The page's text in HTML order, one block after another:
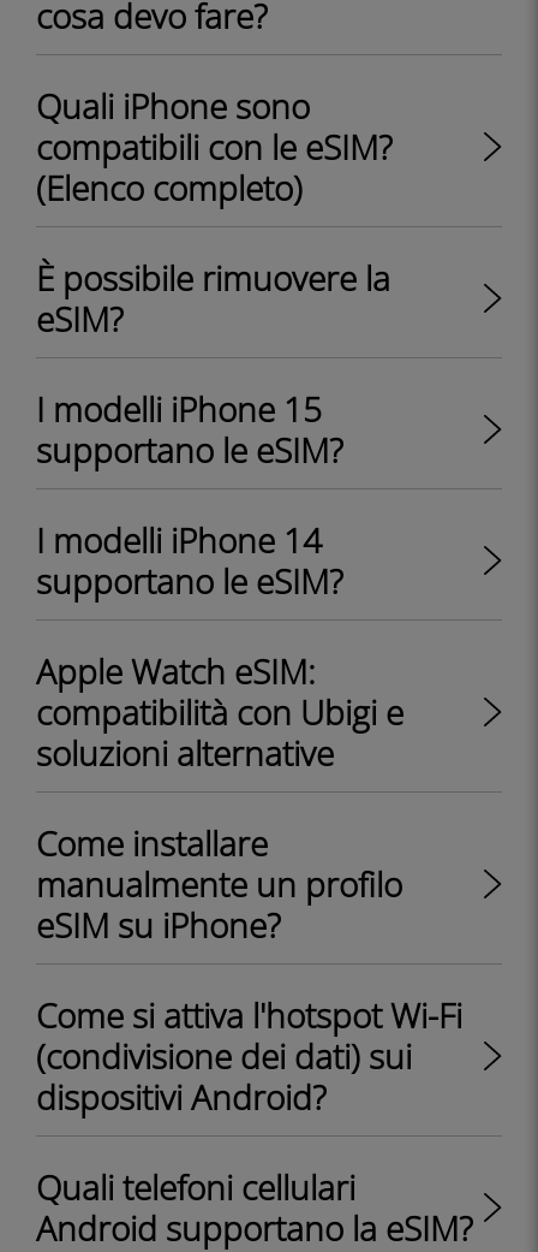
cosa devo fare?
Quali iPhone sono
compatibili con le eSIM?
(Elenco completo)
È possibile rimuovere la
eSIM?
I modelli iPhone 15
supportano le eSIM?
I modelli iPhone 14
supportano le eSIM?
Apple Watch eSIM:
compatibilità con Ubigi e
soluzioni alternative
Come installare
manualmente un profilo
eSIM su iPhone?
Come si attiva l'hotspot Wi-Fi
(condivisione dei dati) sui
dispositivi Android?
Quali telefoni cellulari
Android supportano la eSIM?